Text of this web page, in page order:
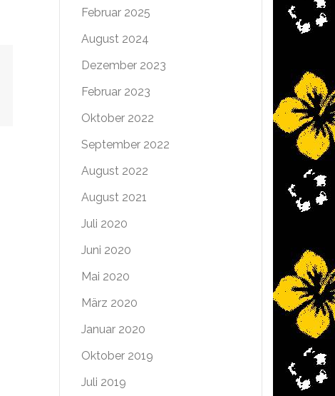
Februar 2025
August 2024
Dezember 2023
Februar 2023
Oktober 2022
September 2022
August 2022
August 2021
Juli 2020
Juni 2020
Mai 2020
März 2020
Januar 2020
Oktober 2019
Juli 2019